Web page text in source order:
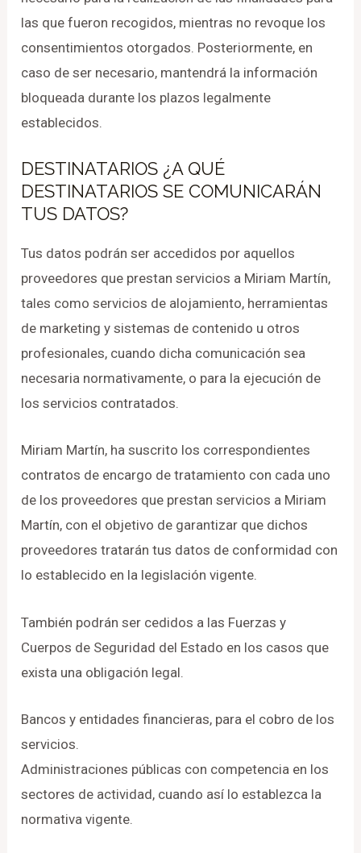
las que fueron recogidos, mientras no revoque los
consentimientos otorgados. Posteriormente, en
caso de ser necesario, mantendrá la información
bloqueada durante los plazos legalmente
establecidos.
DESTINATARIOS ¿A QUÉ
DESTINATARIOS SE COMUNICARÁN
TUS DATOS?
Tus datos podrán ser accedidos por aquellos
proveedores que prestan servicios a Miriam Martín,
tales como servicios de alojamiento, herramientas
de marketing y sistemas de contenido u otros
profesionales, cuando dicha comunicación sea
necesaria normativamente, o para la ejecución de
los servicios contratados.
Miriam Martín, ha suscrito los correspondientes
contratos de encargo de tratamiento con cada uno
de los proveedores que prestan servicios a Miriam
Martín, con el objetivo de garantizar que dichos
proveedores tratarán tus datos de conformidad con
lo establecido en la legislación vigente.
También podrán ser cedidos a las Fuerzas y
Cuerpos de Seguridad del Estado en los casos que
exista una obligación legal.
Bancos y entidades financieras, para el cobro de los
servicios.
Administraciones públicas con competencia en los
sectores de actividad, cuando así lo establezca la
normativa vigente.